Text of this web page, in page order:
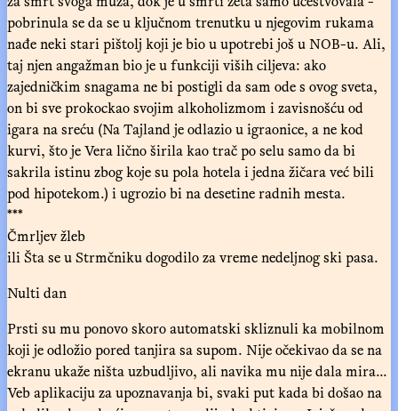
pobrinula se da se u ključnom trenutku u njegovim rukama
nađe neki stari pištolj koji je bio u upotrebi još u NOB-u. Ali,
taj njen angažman bio je u funkciji viših ciljeva: ako
zajedničkim snagama ne bi postigli da sam ode s ovog sveta,
on bi sve prokockao svojim alkoholizmom i zavisnošću od
igara na sreću (Na Tajland je odlazio u igraonice, a ne kod
kurvi, što je Vera lično širila kao trač po selu samo da bi
sakrila istinu zbog koje su pola hotela i jedna žičara već bili
pod hipotekom.) i ugrozio bi na desetine radnih mesta.
***
Čmrljev žleb
ili Šta se u Strmčniku dogodilo za vreme nedeljnog ski pasa.
Nulti dan
Prsti su mu ponovo skoro automatski skliznuli ka mobilnom
koji je odložio pored tanjira sa supom. Nije očekivao da se na
ekranu ukaže ništa uzbudljivo, ali navika mu nije dala mira...
Veb aplikaciju za upoznavanja bi, svaki put kada bi došao na